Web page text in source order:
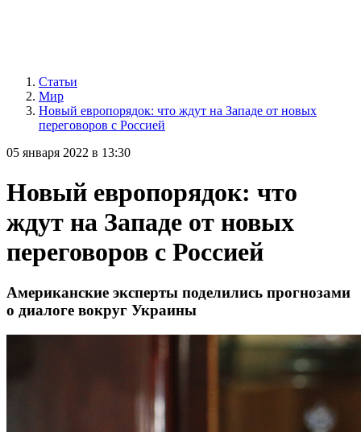
Статьи
Мир
Новый европорядок: что ждут на Западе от новых
переговоров с Россией
05 января 2022 в 13:30
Новый европорядок: что
ждут на Западе от новых
переговоров с Россией
Американские эксперты поделились прогнозами
о диалоге вокруг Украины